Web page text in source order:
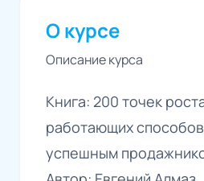
О курсе
Описание курса
Книга: 200 точек
работающих
успешным